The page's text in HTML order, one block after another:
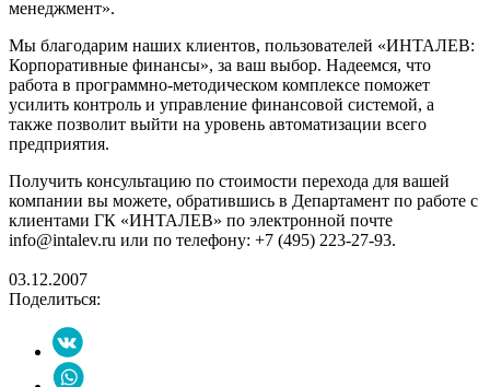
менеджмент».
Мы благодарим наших клиентов, пользователей «ИНТАЛЕВ:
Корпоративные финансы», за ваш выбор. Надеемся, что
работа в программно-методическом комплексе поможет
усилить контроль и управление финансовой системой, а
также позволит выйти на уровень автоматизации всего
предприятия.
Получить консультацию по стоимости перехода для вашей
компании вы можете, обратившись в Департамент по работе с
клиентами ГК «ИНТАЛЕВ» по электронной почте
info@intalev.ru или по телефону: +7 (495) 223-27-93.
03.12.2007
Поделиться: